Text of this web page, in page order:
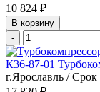
10 824 ₽
В корзину
-
К36-87-01
г.Ярославль /